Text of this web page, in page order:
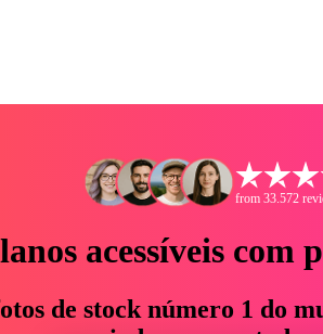
from 33.572
acessíveis com
de stock número 1 do